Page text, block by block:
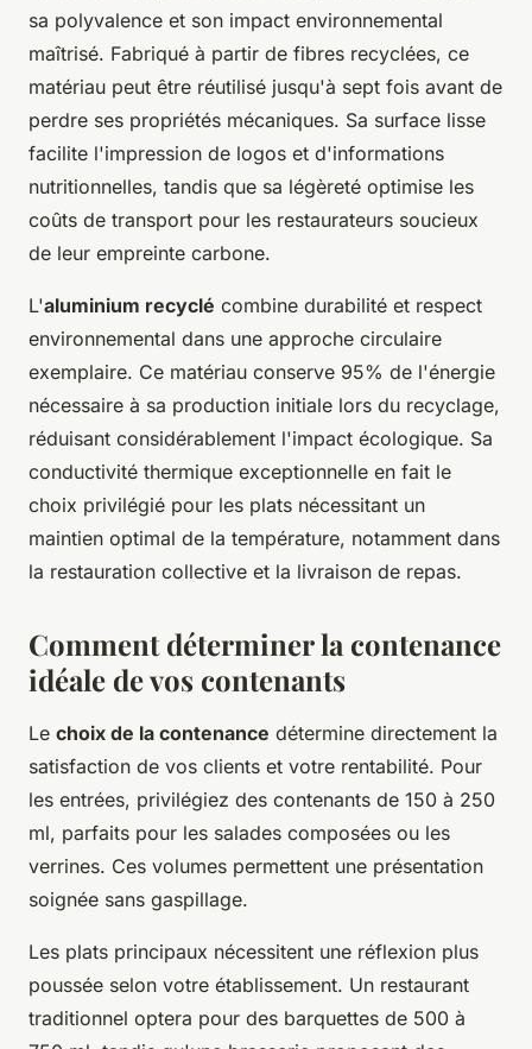
sa polyvalence et son impact environnemental
maîtrisé. Fabriqué à partir de fibres recyclées, ce
matériau peut être réutilisé jusqu'à sept fois avant de
perdre ses propriétés mécaniques. Sa surface lisse
facilite l'impression de logos et d'informations
nutritionnelles, tandis que sa légèreté optimise les
coûts de transport pour les restaurateurs soucieux
de leur empreinte carbone.
L'aluminium recyclé combine durabilité et respect
environnemental dans une approche circulaire
exemplaire. Ce matériau conserve 95% de l'énergie
nécessaire à sa production initiale lors du recyclage,
réduisant considérablement l'impact écologique. Sa
conductivité thermique exceptionnelle en fait le
choix privilégié pour les plats nécessitant un
maintien optimal de la température, notamment dans
la restauration collective et la livraison de repas.
Comment déterminer la contenance
idéale de vos contenants
Le choix de la contenance détermine directement la
satisfaction de vos clients et votre rentabilité. Pour
les entrées, privilégiez des contenants de 150 à 250
ml, parfaits pour les salades composées ou les
verrines. Ces volumes permettent une présentation
soignée sans gaspillage.
Les plats principaux nécessitent une réflexion plus
poussée selon votre établissement. Un restaurant
traditionnel optera pour des barquettes de 500 à